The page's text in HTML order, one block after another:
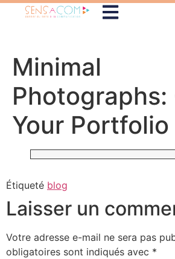
Minimal
Photographs:
Your Portfolio
Étiqueté blog
Laisser un
Votre adresse e-mail ne sera pas
obligatoires sont indiqués avec *